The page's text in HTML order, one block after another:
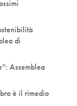
di
Assemblea
è il rimedio